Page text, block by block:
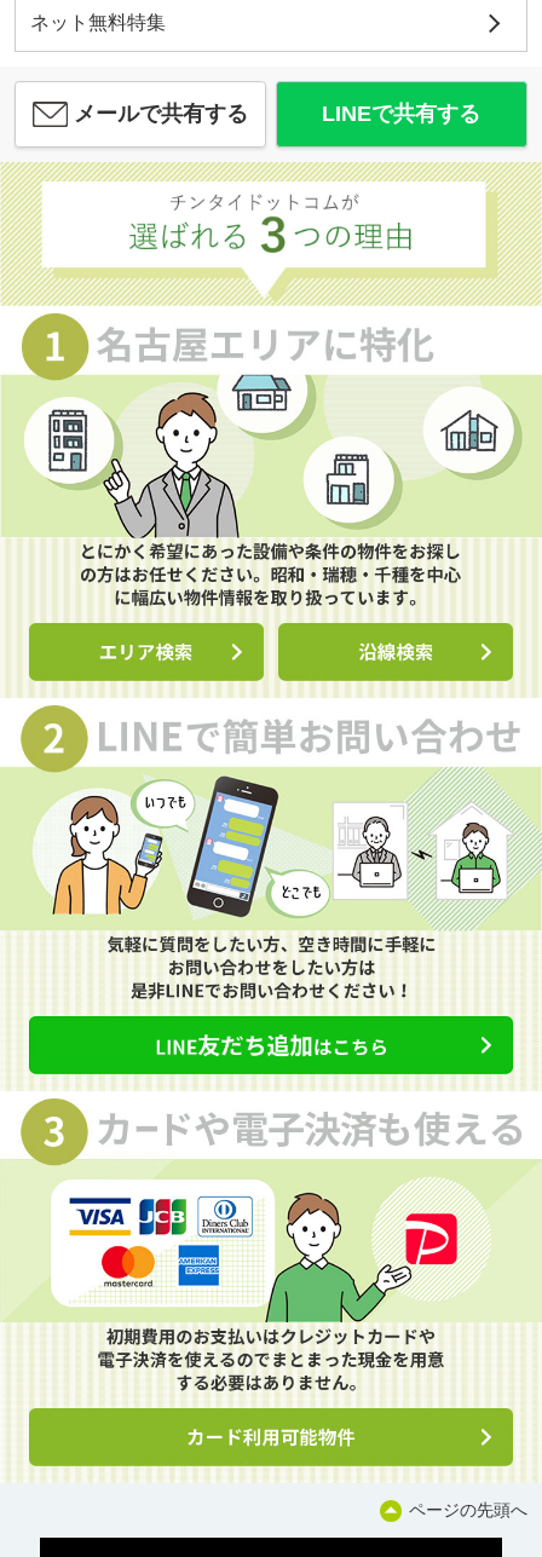
ネット無料特集
メールで共有する LINEで共有する
ページの先頭へ